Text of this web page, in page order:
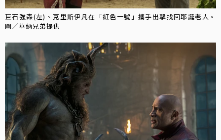
巨石強森(左)、克里斯伊凡在「紅色一號」攜手出擊找回耶誕老人。
圖／華納兄弟提供